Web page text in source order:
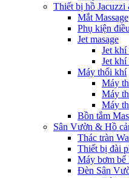
Thiết bị hồ Jacuzzi
Mắt Massage
Phụ kiện
Jet masage
Jet khí
Jet khí
Máy thổi khí
Máy
Máy
Máy
Bồn tắm
Sân Vườn & Hồ
Thác tràn
Thiết bị đài
Máy bơm bể
Đèn Sân